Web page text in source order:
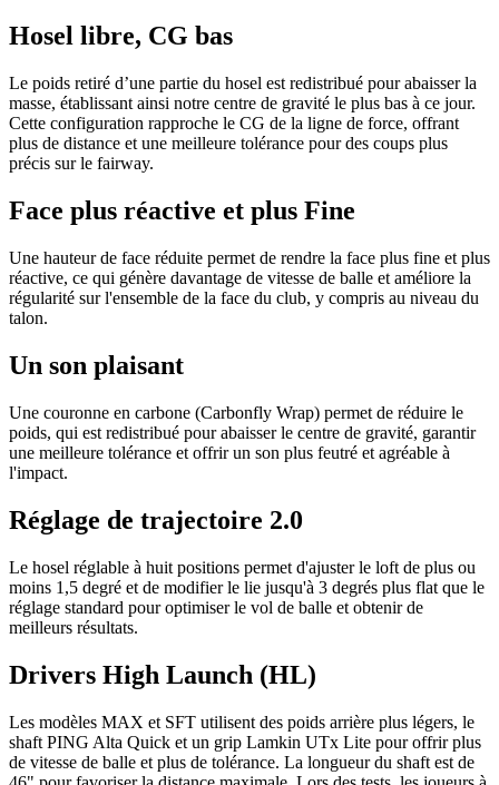
Hosel libre, CG bas
Le poids retiré d’une partie du hosel est redistribué pour abaisser la
masse, établissant ainsi notre centre de gravité le plus bas à ce jour.
Cette configuration rapproche le CG de la ligne de force, offrant
plus de distance et une meilleure tolérance pour des coups plus
précis sur le fairway.
Face plus réactive et plus Fine
Une hauteur de face réduite permet de rendre la face plus fine et plus
réactive, ce qui génère davantage de vitesse de balle et améliore la
régularité sur l'ensemble de la face du club, y compris au niveau du
talon.
Un son plaisant
Une couronne en carbone (Carbonfly Wrap) permet de réduire le
poids, qui est redistribué pour abaisser le centre de gravité, garantir
une meilleure tolérance et offrir un son plus feutré et agréable à
l'impact.
Réglage de trajectoire 2.0
Le hosel réglable à huit positions permet d'ajuster le loft de plus ou
moins 1,5 degré et de modifier le lie jusqu'à 3 degrés plus flat que le
réglage standard pour optimiser le vol de balle et obtenir de
meilleurs résultats.
Drivers High Launch (HL)
Les modèles MAX et SFT utilisent des poids arrière plus légers, le
shaft PING Alta Quick et un grip Lamkin UTx Lite pour offrir plus
de vitesse de balle et plus de tolérance. La longueur du shaft est de